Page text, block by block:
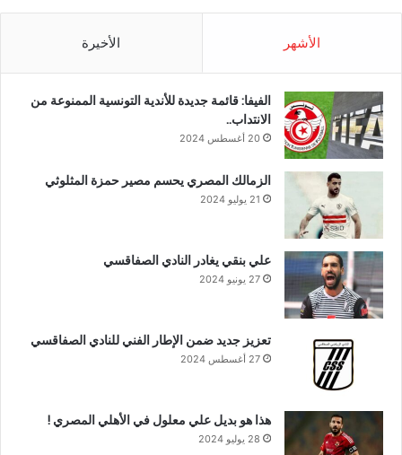
الأشهر الأخيرة
الفيفا: قائمة جديدة للأندية التونسية الممنوعة من
الانتداب..
20 أغسطس 2024
الزمالك المصري يحسم مصير حمزة المثلوثي
21 يوليو 2024
علي بنقي يغادر النادي الصفاقسي
27 يونيو 2024
تعزيز جديد ضمن الإطار الفني للنادي الصفاقسي
27 أغسطس 2024
هذا هو بديل علي معلول في الأهلي المصري !
28 يوليو 2024